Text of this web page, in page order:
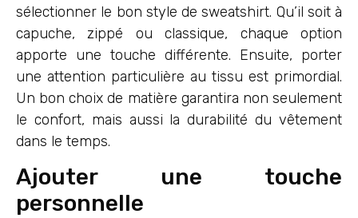
sélectionner le bon style de sweatshirt. Qu’il soit à
capuche, zippé ou classique, chaque option
apporte une touche différente. Ensuite, porter
une attention particulière au tissu est primordial.
Un bon choix de matière garantira non seulement
le confort, mais aussi la durabilité du vêtement
dans le temps.
Ajouter une touche
personnelle